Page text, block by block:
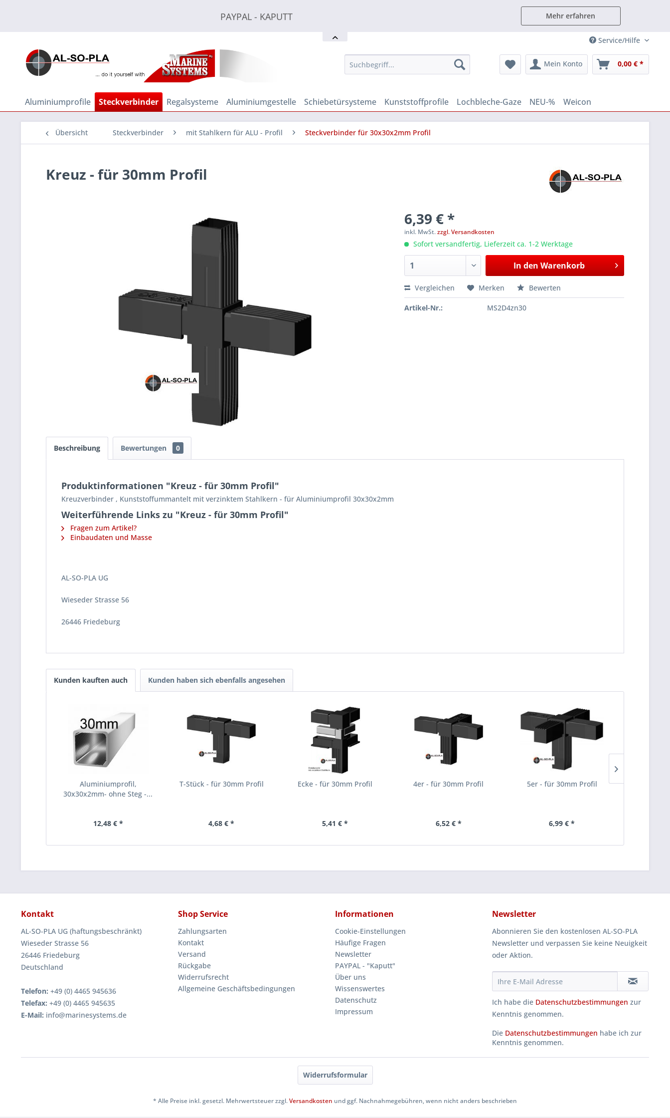
PAYPAL - KAPUTT
Mehr erfahren
Service/Hilfe
Mein Konto 0,00 € *
Aluminiumprofile Steckverbinder Regalsysteme Aluminiumgestelle Schiebetürsysteme Kunststoffprofile Lochbleche-Gaze NEU-% Weicon
Übersicht Steckverbinder mit Stahlkern für ALU - Profil Steckverbinder für 30x30x2mm Profil
Kreuz - für 30mm Profil
6,39 € *
inkl. MwSt.zzgl. Versandkosten
Sofort versandfertig, Lieferzeit ca. 1-2 Werktage
In den Warenkorb
Vergleichen Merken Bewerten
Artikel-Nr.: MS2D4zn30
Beschreibung Bewertungen 0
Produktinformationen "Kreuz - für 30mm Profil"
Kreuzverbinder , Kunststoffummantelt mit verzinktem Stahlkern - für Aluminiumprofil 30x30x2mm
Weiterführende Links zu "Kreuz - für 30mm Profil"
Fragen zum Artikel?
Einbaudaten und Masse
AL-SO-PLA UG
Wieseder Strasse 56
26446 Friedeburg
Kunden kauften auch Kunden haben sich ebenfalls angesehen
Aluminiumprofil,
30x30x2mm- ohne Steg -...
12,48 € *
T-Stück - für 30mm Profil
4,68 € *
Ecke - für 30mm Profil
5,41 € *
4er - für 30mm Profil
6,52 € *
5er - für 30mm Profil
6,99 € *
Kontakt
AL-SO-PLA UG (haftungsbeschränkt)
Wieseder Strasse 56
26446 Friedeburg
Deutschland
Telefon: +49 (0) 4465 945636
Telefax: +49 (0) 4465 945635
E-Mail: info@marinesystems.de
Shop Service
Zahlungsarten
Kontakt
Versand
Rückgabe
Widerrufsrecht
Allgemeine Geschäftsbedingungen
Informationen
Cookie-Einstellungen
Häufige Fragen
Newsletter
PAYPAL - "Kaputt"
Über uns
Wissenswertes
Datenschutz
Impressum
Newsletter
Abonnieren Sie den kostenlosen AL-SO-PLA
Newsletter und verpassen Sie keine Neuigkeit
oder Aktion.
Ich habe die Datenschutzbestimmungen zur
Kenntnis genommen.
Die Datenschutzbestimmungen habe ich zur
Kenntnis genommen.
Widerrufsformular
* Alle Preise inkl. gesetzl. Mehrwertsteuer zzgl.Versandkosten und ggf. Nachnahmegebühren, wenn nicht anders beschrieben